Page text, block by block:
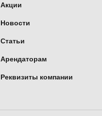
Акции
Новости
Статьи
Арендаторам
Реквизиты компании